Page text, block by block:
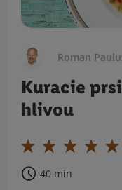
Roman
Kuracie
hlivou
40 min